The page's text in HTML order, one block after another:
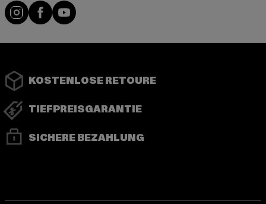
Instagram
FacebookYouTube
KOSTENLOSE RETOURE
TIEFPREISGARANTIE
SICHERE BEZAHLUNG